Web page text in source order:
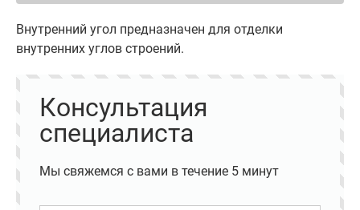
Внутренний угол предназначен для отделки
внутренних углов строений.
Консультация
специалиста
Мы свяжемся с вами в течение 5 минут